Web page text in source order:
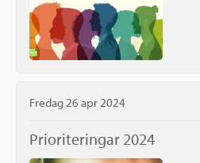
Fredag 26 apr 2024
Prioriteringar 2024